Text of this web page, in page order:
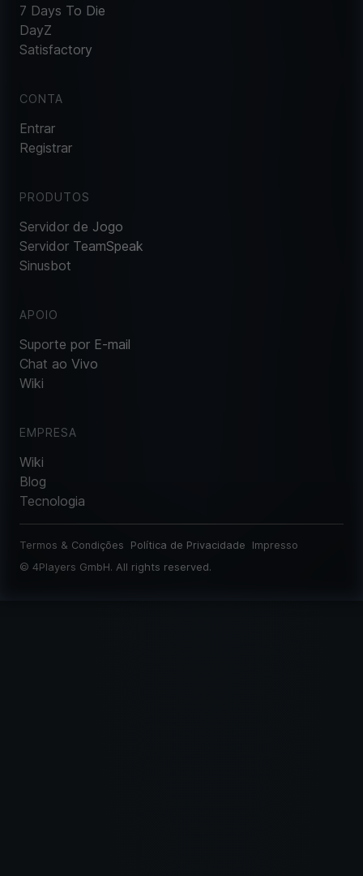
7 Days To Die
DayZ
Satisfactory
CONTA
Entrar
Registrar
PRODUTOS
Servidor de Jogo
Servidor TeamSpeak
Sinusbot
APOIO
Suporte por E-mail
Chat ao Vivo
Wiki
EMPRESA
Wiki
Blog
Tecnologia
© 4Players GmbH. All rights reserved.
Termos & Condições Política de Privacidade Impresso